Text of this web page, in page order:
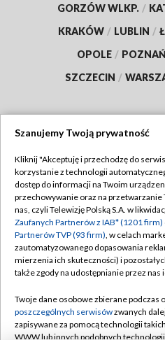
GORZÓW WLKP. /
KRAKÓW / LUBLIN /
OPOLE / POZNAŃ
SZCZECIN /
Abonament TVP
Emisja w TVP
Centrum informacji TVP
Naziemna Telewizja Cyfrowa
Rada Programowa
System NOS
Polityka
Moje
Szanujemy Twoją prywatność
Kliknij "Akceptuję i przechodzę do
korzystanie z technologii
dostęp do informacji na Twoim
przechowywanie oraz na przetwarzanie
nas, czyli Telewizję Polską S.A. w
Zaufanych Partnerów z IAB* (1201 firm)
Partnerów TVP (93 firm), w celach
zautomatyzowanego dopasowania
mierzenia ich skuteczności) i
także zgody na udostępnianie przez nas
Twoje dane osobowe zbierane podczas
poszczególnych serwisówzwanych
zapisywane za pomocą technologii
WWW lub innych podobnych